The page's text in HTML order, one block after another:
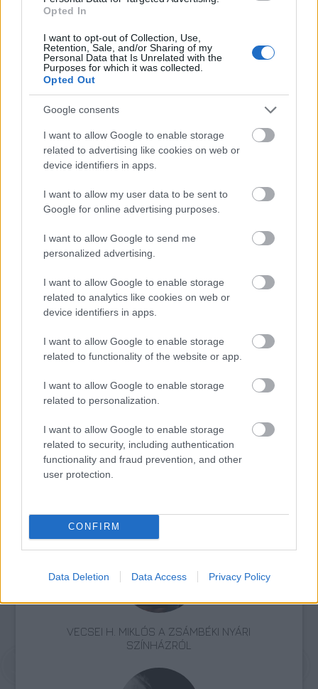
Opted In
I want to opt-out of Collection, Use,
Retention, Sale, and/or Sharing of my
Personal Data that Is Unrelated with the
Purposes for which it was collected.
Opted Out
Google consents
I want to allow Google to enable storage
related to advertising like cookies on web or
device identifiers in apps.
I want to allow my user data to be sent to
Google for online advertising purposes.
I want to allow Google to send me
personalized advertising.
I want to allow Google to enable storage
related to analytics like cookies on web or
device identifiers in apps.
I want to allow Google to enable storage
related to functionality of the website or app.
I want to allow Google to enable storage
related to personalization.
I want to allow Google to enable storage
related to security, including authentication
functionality and fraud prevention, and other
user protection.
CONFIRM
Data Deletion Data Access Privacy Policy
foglalkozott. Felesége, a népszerű
bekövetkezett halála után már csak
kislányának szentelte életét. Operált szíve
1999. december 10-én szűnt meg dobogni.
Kazimir Károly 1959-től tanított a Színház- és
1990-ig rektora volt. A Magyar
Színházművészeti Szövetség főtitkári tisztét
1963 és 1980 között töltötte be. Jászai Mari-
díjat kapott 1956-ban és 1962-ben, a
Kossuth-díjat 1965-ben, az érdemes művész
elismerést pedig 1978-ban vehette át.
Maradandót alkotott színházesztétikai
Forrás: MTI
VECSEI H. MIKLÓS A ZSÁMBÉKI NYÁRI
SZÍNHÁZRÓL